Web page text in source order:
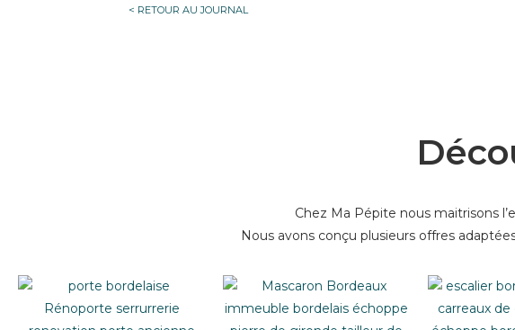
< RETOUR AU JOURNAL
Chez Ma Pépite nous maitrisons
Nous avons conçu plusieurs offres